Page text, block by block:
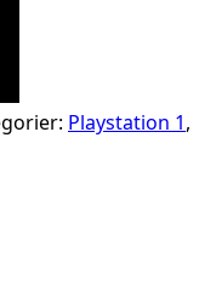
Playstation 1,